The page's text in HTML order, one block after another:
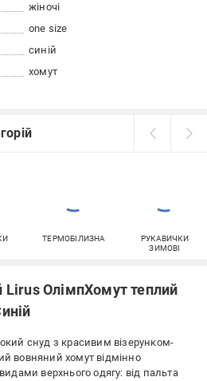
жіночі
one size
синій
хомут
ТЕРМОБІЛИЗНА
РУКАВИЧКИ
ЗИМОВІ
Lirus ОлімпХомут теплий
снуд з красивим візерунком-
вовняний хомут відмінно
верхнього одягу: від пальта